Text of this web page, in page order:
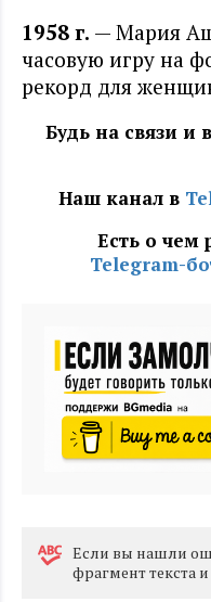
1958 г. — Мария
часовую игру на
рекорд для
Будь на связи и
Наш канал в
Есть о чем
Telegram-
Eсли вы нашли
фрагмент текста